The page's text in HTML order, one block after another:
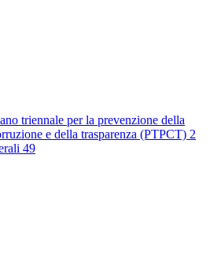
triennale per la prevenzione della
e della trasparenza (PTPCT) 2
49